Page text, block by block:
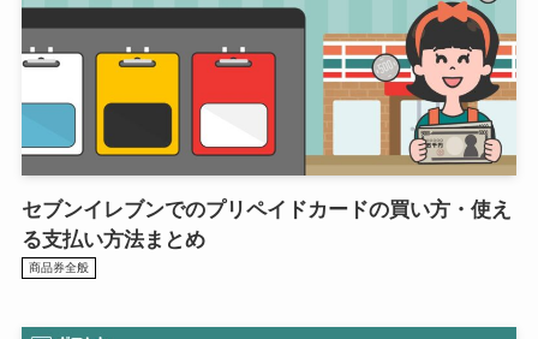
セブンイレブンでのプリペイドカードの買い方・使え
る支払い方法まとめ
商品券全般